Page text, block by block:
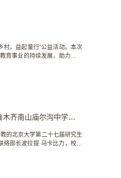
，益起童行”公益活动。本次
育事业的持续发展，助力区域
面对面交流，...
情系边疆教育，续写北大情怀——新疆北京大学校友会连续数年慰问乌鲁木齐南山庙尔沟中学研支团成员
的北京大学第二十七届研究生
部长波拉提·马卡比力，校友
展的各项校园活动及资助学生